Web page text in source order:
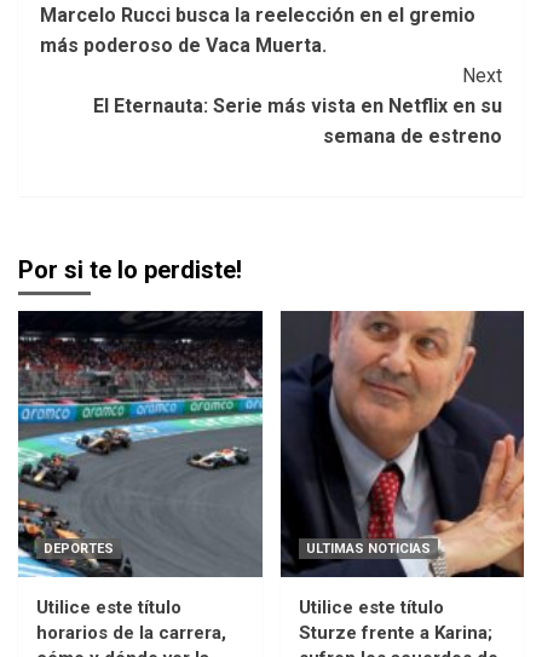
Navigation
Marcelo Rucci busca la reelección en el gremio
más poderoso de Vaca Muerta.
Next
El Eternauta: Serie más vista en Netflix en su
semana de estreno
Por si te lo perdiste!
DEPORTES
Utilice este título
horarios de la carrera,
ULTIMAS NOTICIAS
Utilice este título
Sturze frente a Karina;